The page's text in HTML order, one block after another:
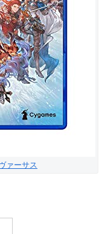
ァーサス